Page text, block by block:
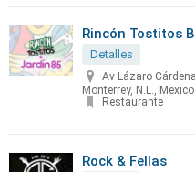
Rincón Tostitos
Detalles
Av Lázaro
Monterrey, N.L., Mexico
Restaurante
Rock & Fellas